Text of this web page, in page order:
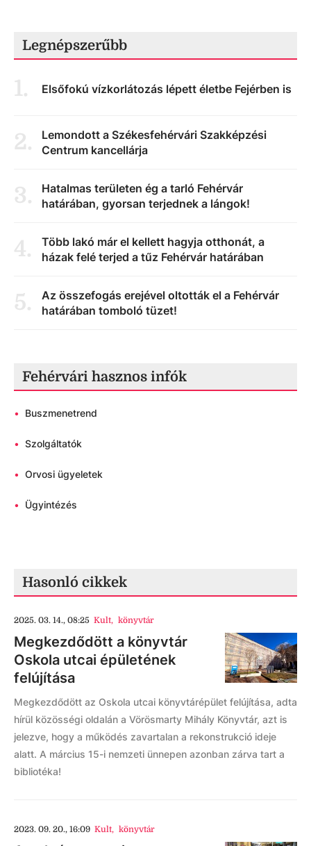
Legnépszerűbb
1. Elsőfokú vízkorlátozás lépett életbe Fejérben is
2.
Lemondott a Székesfehérvári Szakképzési
Centrum kancellárja
3.
Hatalmas területen ég a tarló Fehérvár
határában, gyorsan terjednek a lángok!
4.
Több lakó már el kellett hagyja otthonát, a
házak felé terjed a tűz Fehérvár határában
5.
Az összefogás erejével oltották el a Fehérvár
határában tomboló tüzet!
Fehérvári hasznos infók
• Buszmenetrend
• Szolgáltatók
• Orvosi ügyeletek
• Ügyintézés
Hasonló cikkek
2025. 03. 14., 08:25 Kult, könyvtár
Megkezdődött a könyvtár
Oskola utcai épületének
felújítása
Megkezdődött az Oskola utcai könyvtárépület felújítása, adta
hírül közösségi oldalán a Vörösmarty Mihály Könyvtár, azt is
jelezve, hogy a működés zavartalan a rekonstrukció ideje
alatt. A március 15-i nemzeti ünnepen azonban zárva tart a
bibliotéka!
2023. 09. 20., 16:09 Kult, könyvtár